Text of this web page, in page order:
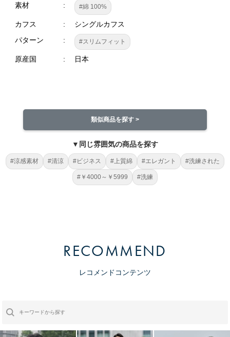
素材 #綿 100%
カフス
シングルカフス
パターン
#スリムフィット
原産国 日本
類似商品を探す >
▼同じ雰囲気の商品を探す
#涼感素材 #清涼 #ビジネス #上質綿 #エレガント #洗練された
#￥4000～￥5999 #洗練
RECOMMEND
レコメンドコンテンツ